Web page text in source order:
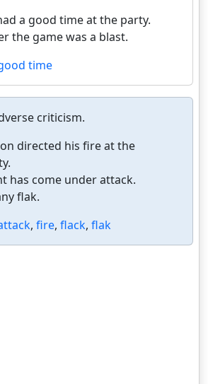
a good time at the party.
the game was a blast.
time
criticism.
directed his fire at the
has come under attack.
flak.
, fire, flack, flak